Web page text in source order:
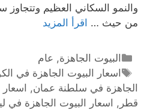
والنمو السكاني العظيم وتتجاوز
من حيث … اقرأ المزيد
البيوت الجاهزة, عام
اسعار البيوت الجاهزة في
الجاهزة في سلطنة عمان,
قطر, اسعار البيوت الجاهزة في